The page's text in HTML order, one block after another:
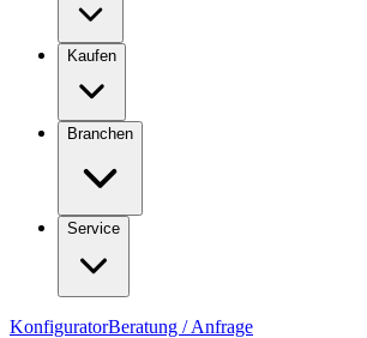
Kaufen
Branchen
Service
KonfiguratorBeratung / Anfrage